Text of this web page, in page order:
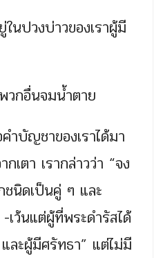
นปวงบ่าวของเราผู้มี
วกอื่นจมน้ำตาย
าบัญชาของเราได้มา
เตา เรากล่าวว่า “จง
ชนิดเป็นคู่ ๆ และ
เว้นแต่ผู้ที่พระดํารัสได้
ละผู้มีศรัทธา” แต่ไม่มี